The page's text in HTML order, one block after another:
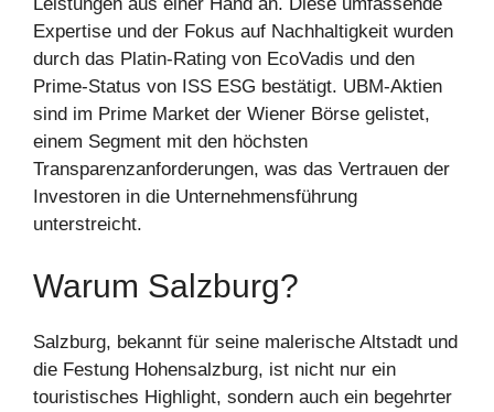
Leistungen aus einer Hand an. Diese umfassende
Expertise und der Fokus auf Nachhaltigkeit wurden
durch das Platin-Rating von EcoVadis und den
Prime-Status von ISS ESG bestätigt. UBM-Aktien
sind im Prime Market der Wiener Börse gelistet,
einem Segment mit den höchsten
Transparenzanforderungen, was das Vertrauen der
Investoren in die Unternehmensführung
unterstreicht.
Warum Salzburg?
Salzburg, bekannt für seine malerische Altstadt und
die Festung Hohensalzburg, ist nicht nur ein
touristisches Highlight, sondern auch ein begehrter